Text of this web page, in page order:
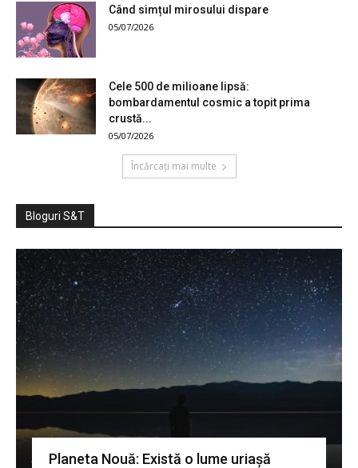
Când simțul mirosului dispare
05/07/2026
Cele 500 de milioane lipsă:
bombardamentul cosmic a topit prima
crustă...
05/07/2026
Încărcați mai multe
Bloguri S&T
Planeta Nouă: Există o lume uriașă